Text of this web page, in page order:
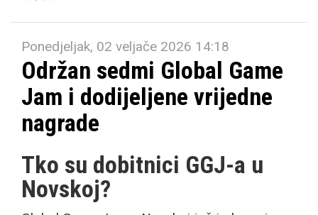
Ponedjeljak, 02 veljače 2026 14:18
Održan sedmi Global Game
Jam i dodijeljene vrijedne
nagrade
Tko su dobitnici GGJ-a u
Novskoj?